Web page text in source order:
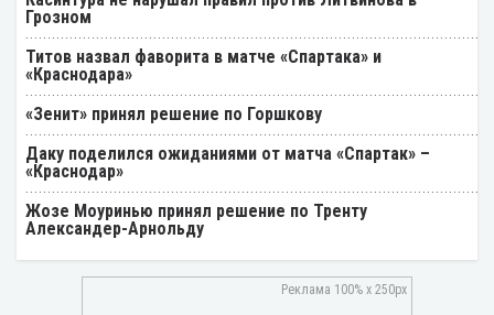
Грозном
Титов назвал фаворита в матче «Спартака» и
«Краснодара»
«Зенит» принял решение по Горшкову
Даку поделился ожиданиями от матча «Спартак» –
«Краснодар»
Жозе Моуринью принял решение по Тренту
Александер-Арнольду